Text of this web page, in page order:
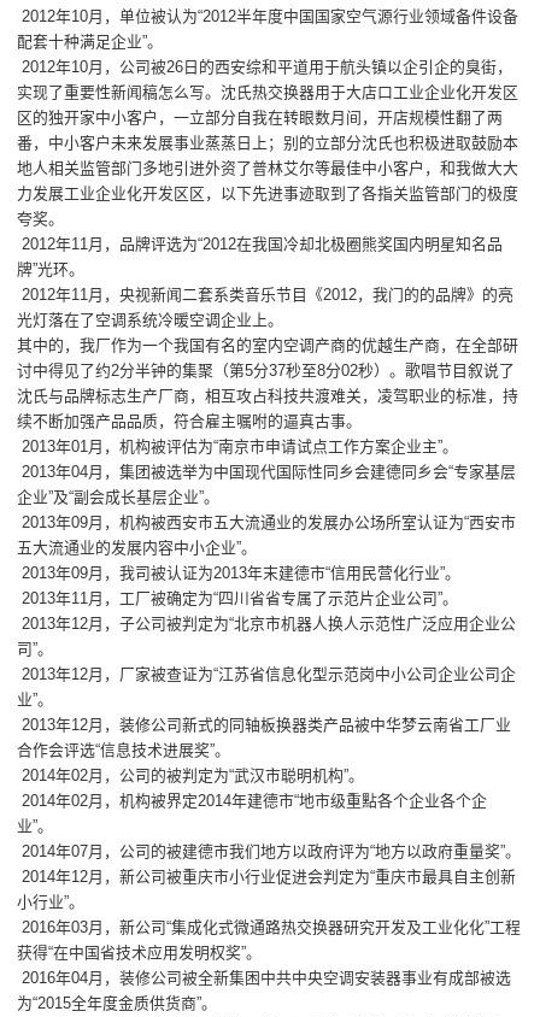
2012年10月，单位被认为“2012半年度中国国家空气源行业领域备件设备
配套十种满足企业”。
2012年10月，公司被26日的西安综和平道用于航头镇以企引企的臭街，
实现了重要性新闻稿怎么写。沈氏热交换器用于大店口工业企业化开发区
区的独开家中小客户，一立部分自我在转眼数月间，开店规模性翻了两
番，中小客户未来发展事业蒸蒸日上；别的立部分沈氏也积极进取鼓励本
地人相关监管部门多地引进外资了普林艾尔等最佳中小客户，和我做大大
力发展工业企业化开发区区，以下先进事迹取到了各指关监管部门的极度
夸奖。
2012年11月，品牌评选为“2012在我国冷却北极圈熊奖国内明星知名品
牌”光环。
2012年11月，央视新闻二套系类音乐节目《2012，我门的的品牌》的亮
光灯落在了空调系统冷暖空调企业上。
其中的，我厂作为一个我国有名的室内空调产商的优越生产商，在全部研
讨中得见了约2分半钟的集聚（第5分37秒至8分02秒）。歌唱节目叙说了
沈氏与品牌标志生产厂商，相互攻占科技共渡难关，凌驾职业的标准，持
续不断加强产品品质，符合雇主嘱咐的逼真古事。
2013年01月，机构被评估为“南京市申请试点工作方案企业主”。
2013年04月，集团被选举为中国现代国际性同乡会建德同乡会“专家基层
企业”及“副会成长基层企业”。
2013年09月，机构被西安市五大流通业的发展办公场所室认证为“西安市
五大流通业的发展内容中小企业”。
2013年09月，我司被认证为2013年末建德市“信用民营化行业”。
2013年11月，工厂被确定为“四川省省专属了示范片企业公司”。
2013年12月，子公司被判定为“北京市机器人换人示范性广泛应用企业公
司”。
2013年12月，厂家被查证为“江苏省信息化型示范岗中小公司企业公司企
业”。
2013年12月，装修公司新式的同轴板换器类产品被中华梦云南省工厂业
合作会评选“信息技术进展奖”。
2014年02月，公司的被判定为“武汉市聪明机构”。
2014年02月，机构被界定2014年建德市“地市级重點各个企业各个企
业”。
2014年07月，公司的被建德市我们地方以政府评为“地方以政府重量奖”。
2014年12月，新公司被重庆市小行业促进会判定为“重庆市最具自主创新
小行业”。
2016年03月，新公司“集成化式微通路热交换器研究开发及工业化化”工程
获得“在中国省技术应用发明权奖”。
2016年04月，装修公司被全新集困中共中央空调安装器事业有成部被选
为“2015全年度金质供货商”。